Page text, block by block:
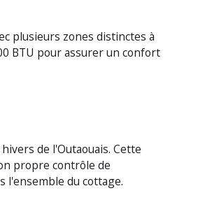
plusieurs zones distinctes à
BTU pour assurer un confort
de l'Outaouais. Cette
propre contrôle de
l'ensemble du cottage.